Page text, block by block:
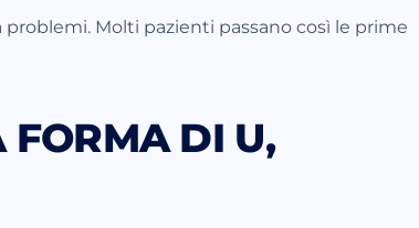
Molti pazienti passano così le prime
FORMA DI U,